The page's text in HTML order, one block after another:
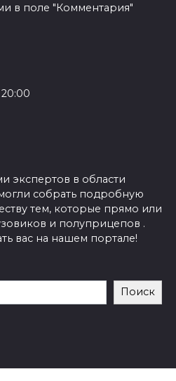
в поле "Комментария"
экспертов в области
собрать подробную
тем, которые прямо или
и полуприцепов .
вас на нашем портале!
Поиск